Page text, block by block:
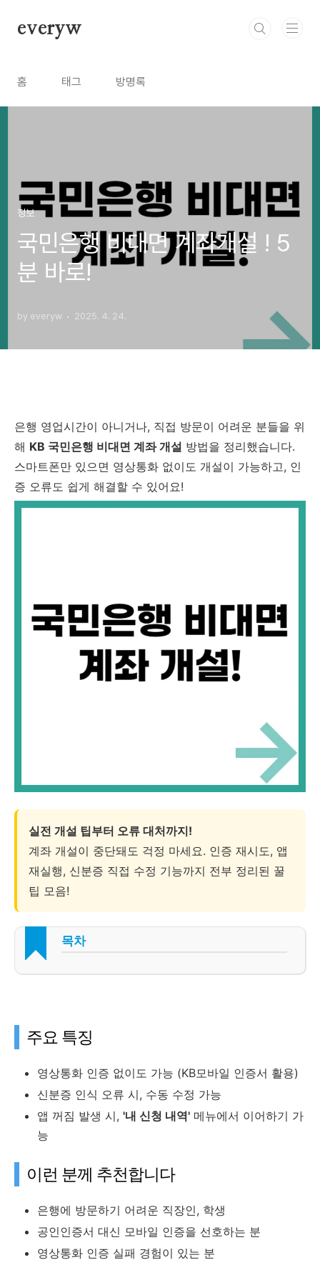
everyw
홈 태그 방명록
정보
국민은행 비대면 계좌개설 ! 5
분 바로!
by everyw 2025. 4. 24.
은행 영업시간이 아니거나, 직접 방문이 어려운 분들을 위
해 KB 국민은행 비대면 계좌 개설 방법을 정리했습니다.
스마트폰만 있으면 영상통화 없이도 개설이 가능하고, 인
증 오류도 쉽게 해결할 수 있어요!
실전 개설 팁부터 오류 대처까지!
계좌 개설이 중단돼도 걱정 마세요. 인증 재시도, 앱
재실행, 신분증 직접 수정 기능까지 전부 정리된 꿀
팁 모음!
목차
주요 특징
영상통화 인증 없이도 가능 (KB모바일 인증서 활용)
신분증 인식 오류 시, 수동 수정 가능
앱 꺼짐 발생 시, '내 신청 내역' 메뉴에서 이어하기 가
능
이런 분께 추천합니다
은행에 방문하기 어려운 직장인, 학생
공인인증서 대신 모바일 인증을 선호하는 분
영상통화 인증 실패 경험이 있는 분